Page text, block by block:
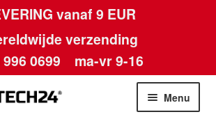
vanaf 9 EUR
verzending
0699 ma-vr 9-16
Menu